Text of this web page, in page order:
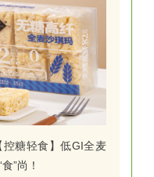
糖轻食】低GI全麦
”尚！